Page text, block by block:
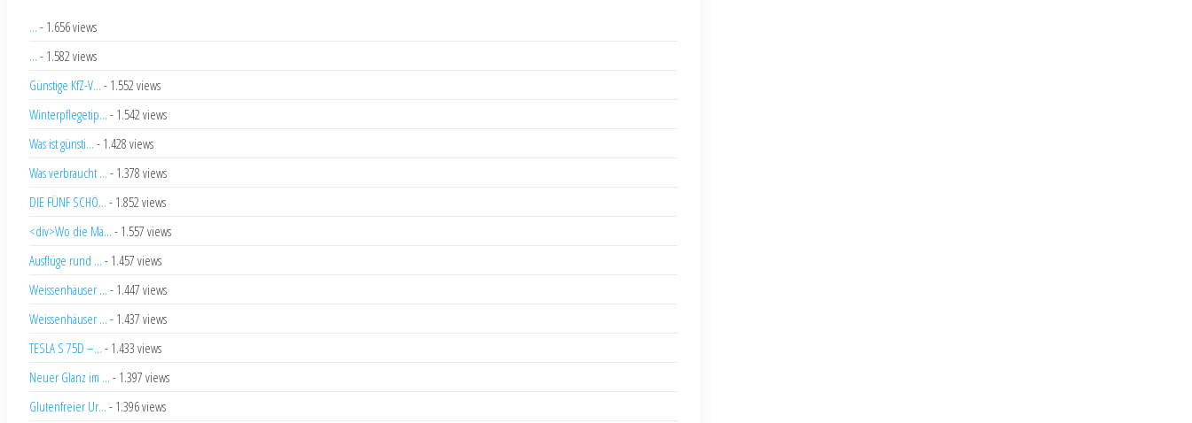
... - 1.656 views
... - 1.582 views
Günstige KfZ-V... - 1.552 views
Winterpflegetip... - 1.542 views
Was ist günsti... - 1.428 views
Was verbraucht ... - 1.378 views
DIE FÜNF SCHÖ... - 1.852 views
<div>Wo die Mä... - 1.557 views
Ausflüge rund ... - 1.457 views
Weissenhäuser ... - 1.447 views
Weissenhäuser ... - 1.437 views
TESLA S 75D –... - 1.433 views
Neuer Glanz im ... - 1.397 views
Glutenfreier Ur... - 1.396 views